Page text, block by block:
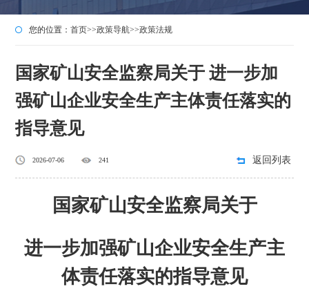
您的位置：首页>>政策导航>>政策法规
国家矿山安全监察局关于 进一步加
强矿山企业安全生产主体责任落实的
指导意见
2026-07-06 241 返回列表
国家矿山安全监察局关于
进一步加强矿山企业安全生产主
体责任落实的指导意见